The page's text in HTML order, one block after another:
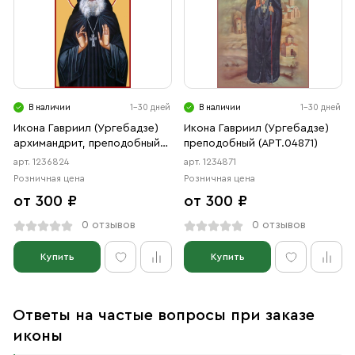
В наличии 1-30 дней
Икона Гавриил (Ургебадзе)
архимандрит, преподобный
(АРТ.06824)
арт. 1236824
Розничная цена
от 300 ₽
0 отзывов
Купить
В наличии 1-30 дней
Икона Гавриил (Ургебадзе)
преподобный (АРТ.04871)
арт. 1234871
Розничная цена
от 300 ₽
0 отзывов
Купить
Ответы на частые вопросы при заказе
иконы